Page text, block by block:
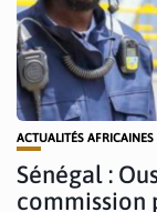
ACTUALITÉS AFRICAINES
Sénégal :
commission